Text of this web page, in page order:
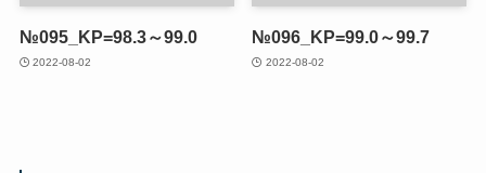
№095_KP=98.3～99.0
2022-08-02
№096_KP=99.0～99.7
2022-08-02